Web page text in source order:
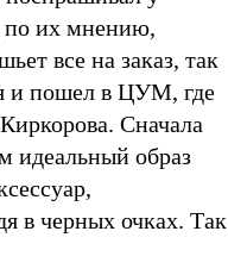
по их мнению,
все на заказ, так
и пошел в ЦУМ, где
Сначала
идеальный образ
в черных очках. Так